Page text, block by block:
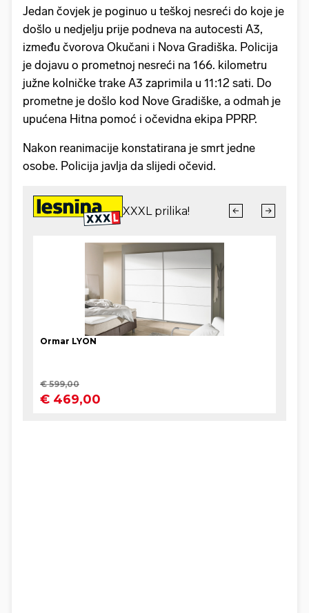
Jedan čovjek je poginuo u teškoj nesreći do koje je
došlo u nedjelju prije podneva na autocesti A3,
između čvorova Okučani i Nova Gradiška. Policija
je dojavu o prometnoj nesreći na 166. kilometru
južne kolničke trake A3 zaprimila u 11:12 sati. Do
prometne je došlo kod Nove Gradiške, a odmah je
upućena Hitna pomoć i očevidna ekipa PPRP.
Nakon reanimacije konstatirana je smrt jedne
osobe. Policija javlja da slijedi očevid.